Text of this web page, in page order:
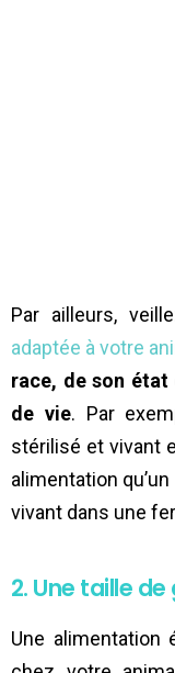
Par ailleurs,
adaptée à votre
race, de son
de vie. Par
stérilisé et vivant
alimentation
vivant dans une
2. Une taille
Une alimentation